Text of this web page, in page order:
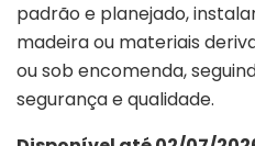
padrão e planejado,
madeira ou materiais
ou sob encomenda,
segurança e qualidade.